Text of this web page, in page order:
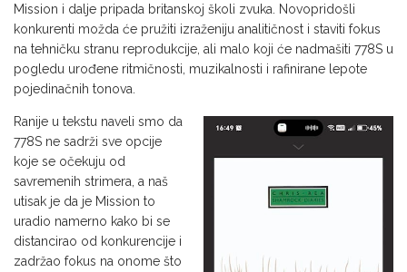
Mission i dalje pripada britanskoj školi zvuka. Novopridošli
konkurenti možda će pružiti izraženiju analitičnost i staviti fokus
na tehničku stranu reprodukcije, ali malo koji će nadmašiti 778S u
pogledu urođene ritmičnosti, muzikalnosti i rafinirane lepote
pojedinačnih tonova.
Ranije u tekstu naveli smo da
778S ne sadrži sve opcije
koje se očekuju od
savremenih strimera, a naš
utisak je da je Mission to
uradio namerno kako bi se
distancirao od konkurencije i
zadržao fokus na onome što